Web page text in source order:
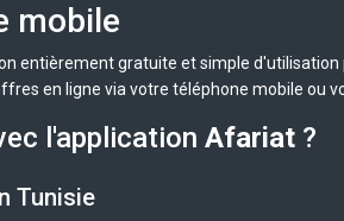
mobile
entièrement gratuite et simple d'utilisation
en ligne via votre téléphone mobile ou
l'application Afariat ?
Tunisie